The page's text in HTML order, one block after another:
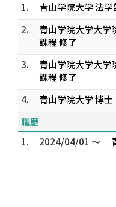
1.
青山学院大学 法
2.
青山学院大学大学
課程 修了
3.
青山学院大学大学
課程 修了
4.
青山学院大学 博士
職歴
1.
2024/04/01 ～